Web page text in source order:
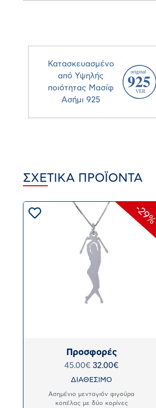
Κατασκευασμένο
από Υψηλής
ποιότητας Μασίφ
Ασήμι 925
ΣΧΕΤΙΚΆ ΠΡΟΪΌΝΤΑ
Προσφορές
45.00€ 32.00€
-29%
ΔΙΑΘΕΣΙΜΟ
Ασημένιο μενταγιόν φιγούρα
κοπέλας με δύο κορίνες